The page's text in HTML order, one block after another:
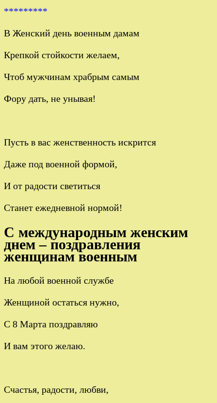
*********
В Женский день военным дамам
Крепкой стойкости желаем,
Чтоб мужчинам храбрым самым
Фору дать, не унывая!
Пусть в вас женственность искрится
Даже под военной формой,
И от радости светиться
Станет ежедневной нормой!
С международным женским
днем – поздравления
женщинам военным
На любой военной службе
Женщиной остаться нужно,
С 8 Марта поздравляю
И вам этого желаю.
Счастья, радости, любви,